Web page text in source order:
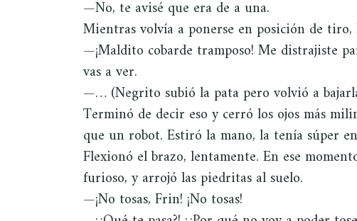
—No, te avisé que era de a una.
Mientras volvía a ponerse en posición de tiro,
—¡Maldito cobarde tramposo! Me distrajiste
vas a ver.
—… (Negrito subió la pata pero volvió a
Terminó de decir eso y cerró los ojos más
que un robot. Estiró la mano, la tenía súper
Flexionó el brazo, lentamente. En ese
furioso, y arrojó las piedritas al suelo.
—¡No tosas, Frin! ¡No tosas!